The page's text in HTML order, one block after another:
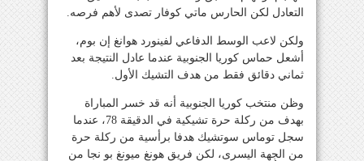
التعادل لكن الحارس ماتي كوفار تصدى لأهم فرصه.
ولكن لاعب الوسط الدفاعي لفينورد هوانغ إن بوم،
أشعل حماس كوريا الجنوبية عندما عادل النتيجة بعد
ثماني دقائق فقط من هدف التشيك الأول.
وظن منتخب كوريا الجنوبية أنه قد خسر المباراة
بهدف من ركلة حرة تشيكية في الدقيقة 78، عندما
سجل توماس سوتشيك هدفا برأسية من ركلة حرة
من الجهة اليسرى، لكن فريق هونغ ميونغ بو نجا من